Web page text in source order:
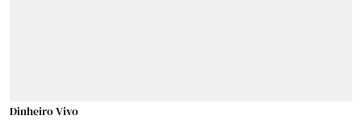
Dinheiro Vivo